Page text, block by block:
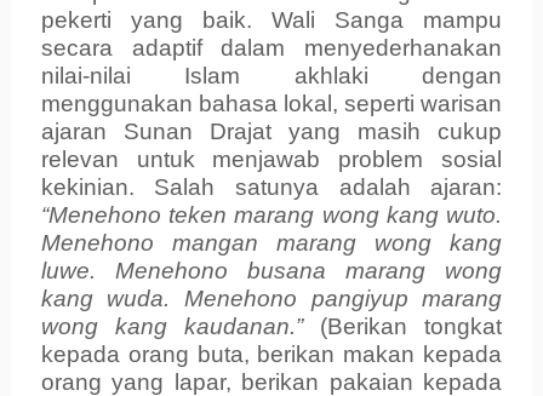
pekerti yang baik. Wali Sanga mampu
secara adaptif dalam menyederhanakan
nilai-nilai Islam akhlaki dengan
menggunakan bahasa lokal, seperti warisan
ajaran Sunan Drajat yang masih cukup
relevan untuk menjawab problem sosial
kekinian. Salah satunya adalah ajaran:
“Menehono teken marang wong kang wuto.
Menehono mangan marang wong kang
luwe. Menehono busana marang wong
kang wuda. Menehono pangiyup marang
wong kang kaudanan.”(Berikan tongkat
kepada orang buta, berikan makan kepada
orang yang lapar, berikan pakaian kepada